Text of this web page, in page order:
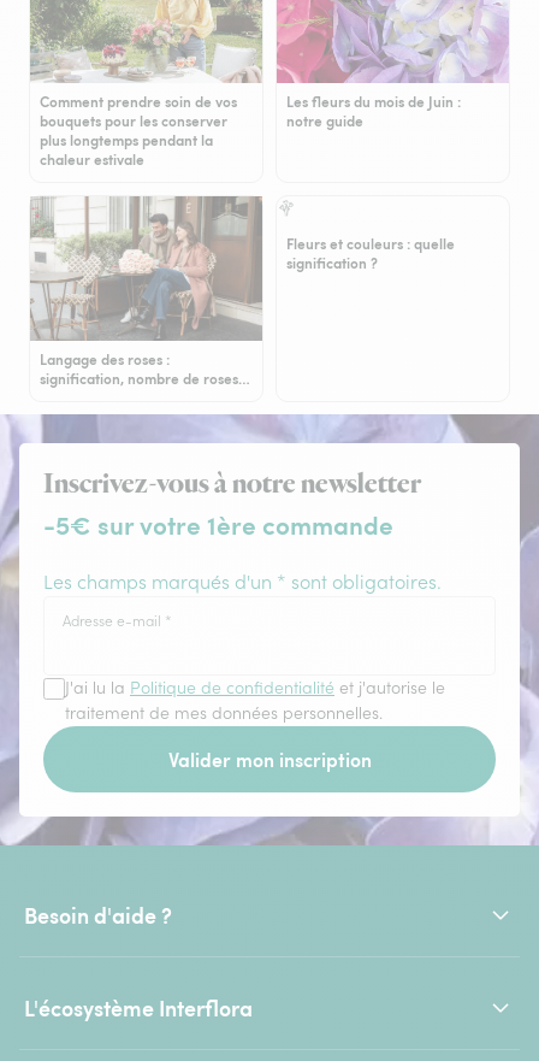
Comment prendre soin de vos
bouquets pour les conserver
plus longtemps pendant la
chaleur estivale
Les fleurs du mois de Juin :
notre guide
Langage des roses :
signification, nombre de roses…
Fleurs et couleurs : quelle
signification ?
Inscrivez-vous à notre newsletter
-5€ sur votre 1ère commande
Les champs marqués d'un * sont obligatoires.
Adresse e-mail *
J'ai lu la Politique de confidentialité et j'autorise le
traitement de mes données personnelles.
Valider mon inscription
Besoin d'aide ?
L'écosystème Interflora